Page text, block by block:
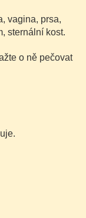
vagina, prsa,
sternální kost.
o ně pečovat